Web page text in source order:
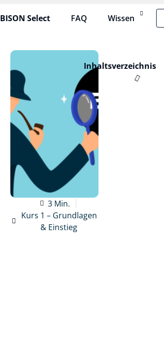
BISON Select FAQ Wissen
3 Min.
Kurs 1 – Grundlagen
& Einstieg
Inhaltsverzeichnis